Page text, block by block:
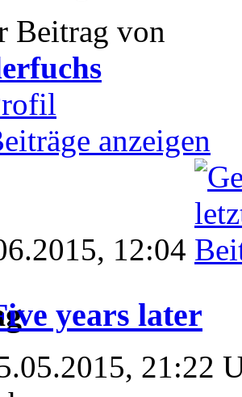
Beitrag von
anzeigen
12:04
years later
21:22